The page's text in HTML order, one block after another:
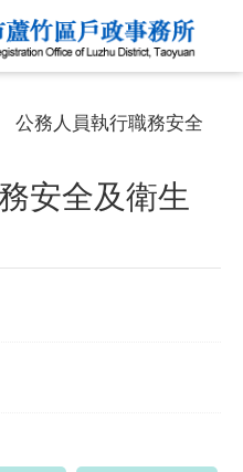
公務人員執行職務安全
安全及衛生